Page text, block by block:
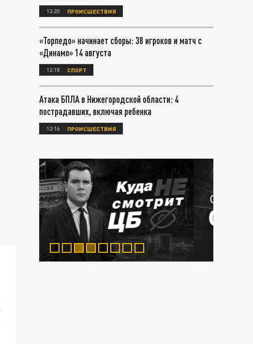
12:20 ПРОИСШЕСТВИЯ
«Торпедо» начинает сборы: 38 игроков и матч с
«Динамо» 14 августа
12:18 СПОРТ
Атака БПЛА в Нижегородской области: 4
пострадавших, включая ребенка
12:16 ПРОИСШЕСТВИЯ